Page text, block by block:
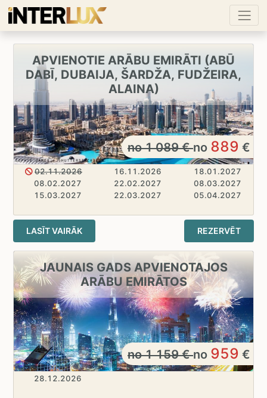
APVIENOTIE ARĀBU EMIRĀTI (ABŪ
DABĪ, DUBAIJA, ŠARDŽA, FUDŽEIRA,
ALAINA)
no1 089€no 889 €
02.11.2026 16.11.2026
18.01.2027
08.02.2027
22.02.2027
08.03.2027
15.03.2027
22.03.2027 05.04.2027
LASĪT VAIRĀK REZERVĒT
JAUNAIS GADS APVIENOTAJOS
ARĀBU EMIRĀTOS
no1 159€no 959 €
28.12.2026